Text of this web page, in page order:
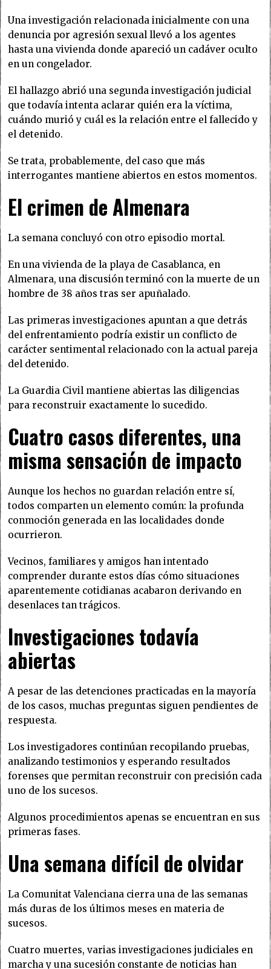
Una investigación relacionada inicialmente con una
denuncia por agresión sexual llevó a los agentes
hasta una vivienda donde apareció un cadáver oculto
en un congelador.
El hallazgo abrió una segunda investigación judicial
que todavía intenta aclarar quién era la víctima,
cuándo murió y cuál es la relación entre el fallecido y
el detenido.
Se trata, probablemente, del caso que más
interrogantes mantiene abiertos en estos momentos.
El crimen de Almenara
La semana concluyó con otro episodio mortal.
En una vivienda de la playa de Casablanca, en
Almenara, una discusión terminó con la muerte de un
hombre de 38 años tras ser apuñalado.
Las primeras investigaciones apuntan a que detrás
del enfrentamiento podría existir un conflicto de
carácter sentimental relacionado con la actual pareja
del detenido.
La Guardia Civil mantiene abiertas las diligencias
para reconstruir exactamente lo sucedido.
Cuatro casos diferentes, una
misma sensación de impacto
Aunque los hechos no guardan relación entre sí,
todos comparten un elemento común: la profunda
conmoción generada en las localidades donde
ocurrieron.
Vecinos, familiares y amigos han intentado
comprender durante estos días cómo situaciones
aparentemente cotidianas acabaron derivando en
desenlaces tan trágicos.
Investigaciones todavía
abiertas
A pesar de las detenciones practicadas en la mayoría
de los casos, muchas preguntas siguen pendientes de
respuesta.
Los investigadores continúan recopilando pruebas,
analizando testimonios y esperando resultados
forenses que permitan reconstruir con precisión cada
uno de los sucesos.
Algunos procedimientos apenas se encuentran en sus
primeras fases.
Una semana difícil de olvidar
La Comunitat Valenciana cierra una de las semanas
más duras de los últimos meses en materia de
sucesos.
Cuatro muertes, varias investigaciones judiciales en
marcha y una sucesión constante de noticias han